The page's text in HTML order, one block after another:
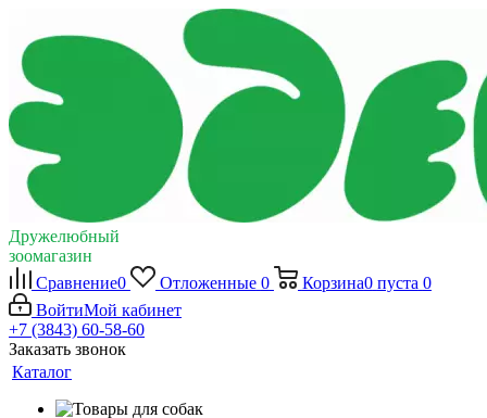
Дружелюбный
зоомагазин
Сравнение0 Отложенные 0 Корзина0 пуста 0
ВойтиМой кабинет
+7 (3843) 60-58-60
Заказать звонок
Каталог